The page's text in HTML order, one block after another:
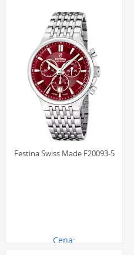
Festina Swiss Made F20093-5
Cena: